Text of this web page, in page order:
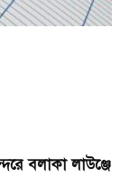
বলাকা লাউঞ্জে